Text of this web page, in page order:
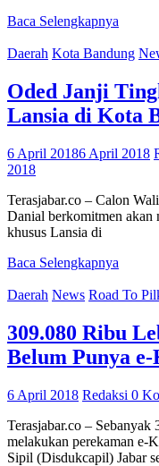
Baca Selengkapnya
Daerah Kota Bandung
Oded Janji
Lansia di Kota
6 April 20186 April 2018
2018
Terasjabar.co – Calon
Danial berkomitmen akan
khusus Lansia di
Baca Selengkapnya
Daerah News Road To
309.080 Ribu
Belum Punya
6 April 2018 Redaksi 0
Terasjabar.co –
melakukan perekaman e-
Sipil (Disdukcapil) Jabar